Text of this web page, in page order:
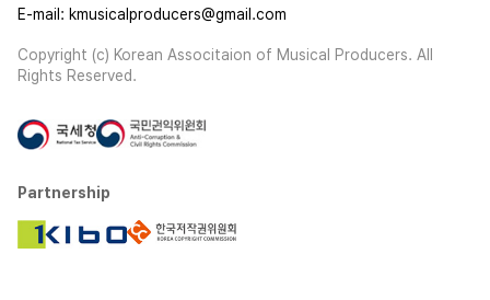
E-mail: kmusicalproducers@gmail.com
Copyright (c) Korean Associtaion of Musical Producers. All
Rights Reserved.
Partnership